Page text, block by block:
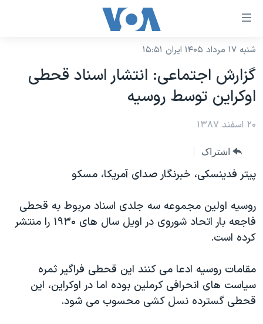
لینکهای
دسترسی
جهش
به
محتوای
اصلی
اصلی
به
جستجو
نسخه سبک وب‌سایت
موضوع ها
ایران
آمریکا
جهان
گزیده‌ها
ویژه برنامه‌ها
فرهنگ و زندگی
حقوق شهروندی
برنامه های تلویزیونی
جدول برنامه ها
صفحه‌های ویژه
عملیات خشم حماسی
۲۵۰سالگی آمریکا
مستندها
انتخابات ریاست جمهوری آمریکا ۲۰۲۴
پخش رادیویی
یادگیری زبان انگلیسی
دنبال کنید
شنبه ۱۷ مرداد ۱۴۰۵ ایران ۱۵:۵۱
گزارش اجتماعی: انتشار اسناد قحطی
اوکراین توسط روسیه
۲۰ اسفند ۱۳۸۷
اشتراک
پیتر فدینسکی، خبرنگار صدای آمریکا، مسکو
روسیه اولین مجموعه سه جلدی اسناد مربوط به قحطی
فاجعه بار اتحاد شوروی در اویل سال های ۱۹۳۰ را منتشر
کرده است.
مقامات روسیه ادعا می کنند این قحطی فراگیر ثمره
سیاست های انحرافی کرملین بوده اما در اوکراین، این
قحطی گسترده نسل کشی محسوب می شود.